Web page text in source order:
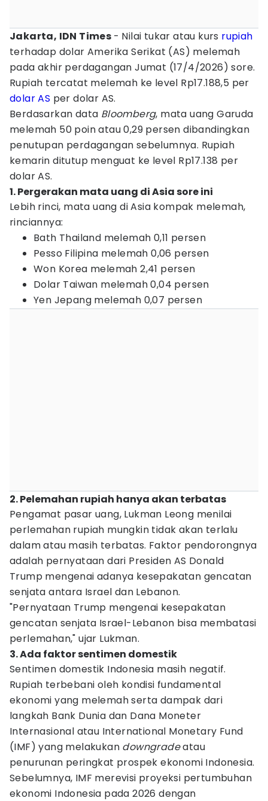
Jakarta, IDN Times - Nilai tukar atau kurs rupiah
terhadap dolar Amerika Serikat (AS) melemah
pada akhir perdagangan Jumat (17/4/2026) sore.
Rupiah tercatat melemah ke level Rp17.188,5 per
dolar AS per dolar AS.
Berdasarkan data Bloomberg, mata uang Garuda
melemah 50 poin atau 0,29 persen dibandingkan
penutupan perdagangan sebelumnya. Rupiah
kemarin ditutup menguat ke level Rp17.138 per
dolar AS.
1. Pergerakan mata uang di Asia sore ini
Lebih rinci, mata uang di Asia kompak melemah,
rinciannya:
Bath Thailand melemah 0,11 persen
Pesso Filipina melemah 0,06 persen
Won Korea melemah 2,41 persen
Dolar Taiwan melemah 0,04 persen
Yen Jepang melemah 0,07 persen
2. Pelemahan rupiah hanya akan terbatas
Pengamat pasar uang, Lukman Leong menilai
perlemahan rupiah mungkin tidak akan terlalu
dalam atau masih terbatas. Faktor pendorongnya
adalah pernyataan dari Presiden AS Donald
Trump mengenai adanya kesepakatan gencatan
senjata antara Israel dan Lebanon.
"Pernyataan Trump mengenai kesepakatan
gencatan senjata Israel-Lebanon bisa membatasi
perlemahan," ujar Lukman.
3. Ada faktor sentimen domestik
Sentimen domestik Indonesia masih negatif.
Rupiah terbebani oleh kondisi fundamental
ekonomi yang melemah serta dampak dari
langkah Bank Dunia dan Dana Moneter
Internasional atau International Monetary Fund
(IMF) yang melakukan downgradeatau
penurunan peringkat prospek ekonomi Indonesia.
Sebelumnya, IMF merevisi proyeksi pertumbuhan
ekonomi Indonesia pada 2026 dengan